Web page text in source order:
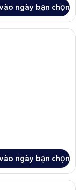
ngày bạn chọn
1 giường cỡ king
ngày bạn chọn
cỡ king | Bộ đồ